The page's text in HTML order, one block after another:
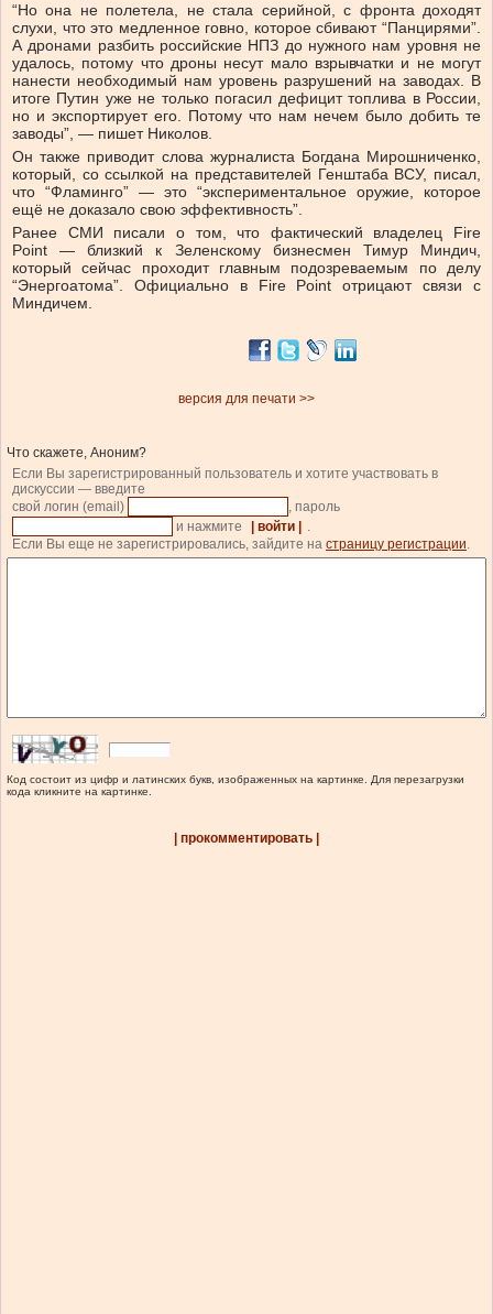
“Но она не полетела, не стала серийной, с фронта доходят
слухи, что это медленное говно, которое сбивают “Панцирями”.
А дронами разбить российские НПЗ до нужного нам уровня не
удалось, потому что дроны несут мало взрывчатки и не могут
нанести необходимый нам уровень разрушений на заводах. В
итоге Путин уже не только погасил дефицит топлива в России,
но и экспортирует его. Потому что нам нечем было добить те
заводы”, — пишет Николов.
Он также приводит слова журналиста Богдана Мирошниченко,
который, со ссылкой на представителей Генштаба ВСУ, писал,
что “Фламинго” — это “экспериментальное оружие, которое
ещё не доказало свою эффективность”.
Ранее СМИ писали о том, что фактический владелец Fire
Point — близкий к Зеленскому бизнесмен Тимур Миндич,
который сейчас проходит главным подозреваемым по делу
“Энергоатома”. Официально в Fire Point отрицают связи с
Миндичем.
версия для печати >>
Что скажете, Аноним?
Если Вы зарегистрированный пользователь и хотите участвовать в
дискуссии — введите
свой логин (email)
, пароль
и нажмите
| войти |
.
Если Вы еще не зарегистрировались, зайдите на страницу регистрации.
Код состоит из цифр и латинских букв, изображенных на картинке. Для перезагрузки
кода кликните на картинке.
| прокомментировать |